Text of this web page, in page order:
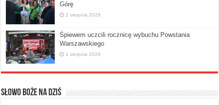
Górę
2 sierpnia 2026
Śpiewem uczcili rocznicę wybuchu Powstania
Warszawskiego
1 sierpnia 2026
Słowo Boże na dziś